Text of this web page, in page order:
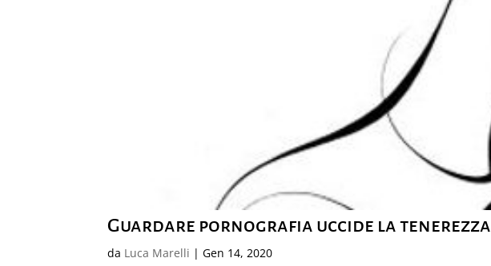
Guardare pornografia uccide la tenerezza
da Luca Marelli |Gen 14, 2020